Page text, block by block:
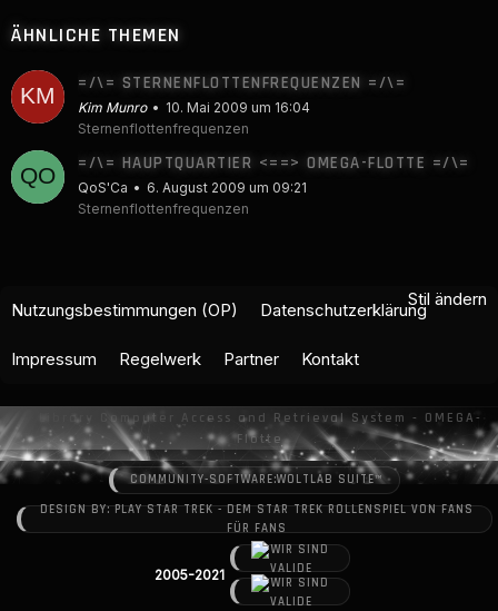
ÄHNLICHE THEMEN
=/\= STERNENFLOTTENFREQUENZEN =/\=
Kim Munro
10. Mai 2009 um 16:04
Sternenflottenfrequenzen
=/\= HAUPTQUARTIER <==> OMEGA-FLOTTE =/\=
QoS'Ca
6. August 2009 um 09:21
Sternenflottenfrequenzen
Stil ändern
Nutzungsbestimmungen (OP) Datenschutzerklärung
Impressum Regelwerk Partner Kontakt
COMMUNITY-SOFTWARE:WOLTLAB SUITE™
DESIGN BY: PLAY STAR TREK - DEM STAR TREK ROLLENSPIEL VON FANS
FÜR FANS
2005-2021